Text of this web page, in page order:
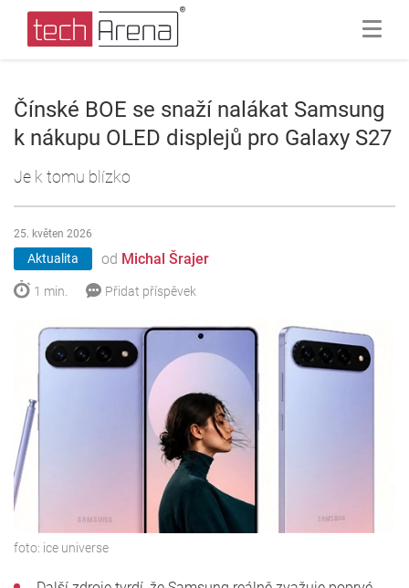
Čínské BOE se snaží nalákat Samsung
k nákupu OLED displejů pro Galaxy S27
Je k tomu blízko
Aktualita od Michal Šrajer
25. květen 2026
1 min. Přidat příspěvek
foto: ice universe